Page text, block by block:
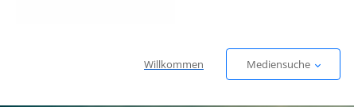
Willkommen Mediensuche